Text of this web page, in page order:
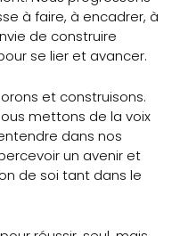
à faire, à encadrer, à
de construire
se lier et avancer.
et construisons.
mettons de la voix
dans nos
un avenir et
de soi tant dans le